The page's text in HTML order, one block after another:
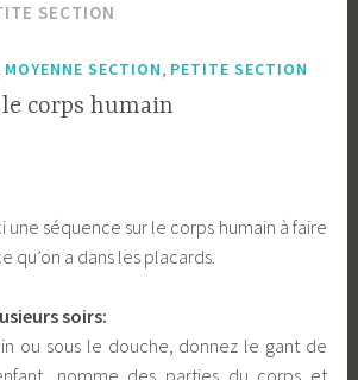
SECTION
MOYENNE SECTION PETITE SECTION
corps humain
une séquence sur le corps humain à faire
qu’on a dans les placards.
soirs:
ou sous le douche, donnez le gant de